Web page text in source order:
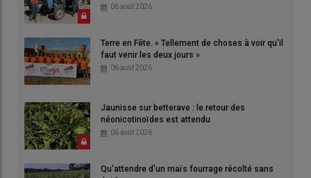
06 août 2026
Terre en Fête. « Tellement de choses à voir qu'il
faut venir les deux jours »
06 août 2026
Jaunisse sur betterave : le retour des
néonicotinoïdes est attendu
06 août 2026
Qu'attendre d'un maïs fourrage récolté sans